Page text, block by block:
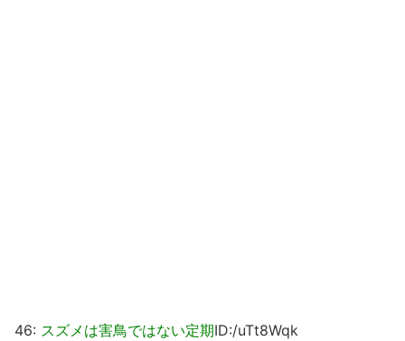
46: スズメは害鳥ではない定期ID:/uTt8Wqk